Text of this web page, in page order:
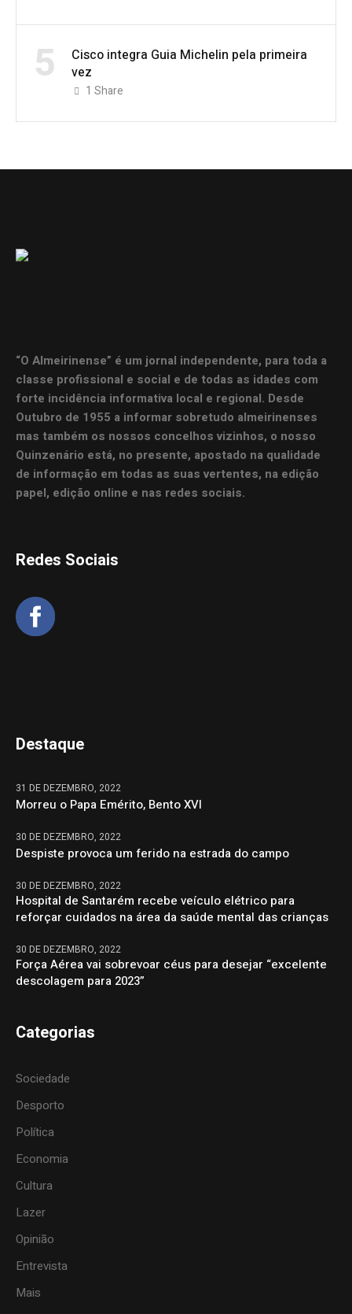
5
Cisco integra Guia Michelin pela primeira
vez
1 Share
“O Almeirinense” é um jornal independente, para toda a
classe profissional e social e de todas as idades com
forte incidência informativa local e regional. Desde
Outubro de 1955 a informar sobretudo almeirinenses
mas também os nossos concelhos vizinhos, o nosso
Quinzenário está, no presente, apostado na qualidade
de informação em todas as suas vertentes, na edição
papel, edição online e nas redes sociais.
Redes Sociais
Destaque
31 DE DEZEMBRO, 2022
Morreu o Papa Emérito, Bento XVI
30 DE DEZEMBRO, 2022
Despiste provoca um ferido na estrada do campo
30 DE DEZEMBRO, 2022
Hospital de Santarém recebe veículo elétrico para
reforçar cuidados na área da saúde mental das crianças
30 DE DEZEMBRO, 2022
Força Aérea vai sobrevoar céus para desejar “excelente
descolagem para 2023”
Categorias
Sociedade
Desporto
Política
Economia
Cultura
Lazer
Opinião
Entrevista
Mais